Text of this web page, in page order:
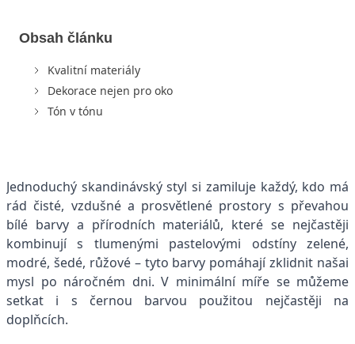
Obsah článku
Kvalitní materiály
Dekorace nejen pro oko
Tón v tónu
Jednoduchý skandinávský styl si zamiluje každý, kdo má
rád čisté, vzdušné a prosvětlené prostory s převahou
bílé barvy a přírodních materiálů, které se nejčastěji
kombinují s tlumenými pastelovými odstíny zelené,
modré, šedé, růžové – tyto barvy pomáhají zklidnit našai
mysl po náročném dni. V minimální míře se můžeme
setkat i s černou barvou použitou nejčastěji na
doplňcích.